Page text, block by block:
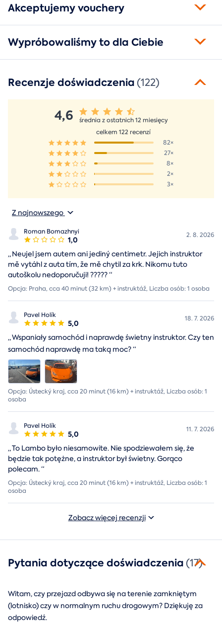
Akceptujemy vouchery
Wypróbowaliśmy to dla Ciebie
Recenzje doświadczenia(122)
4,6
średnia z ostatnich 12 miesięcy
celkem 122 recenzí
82×
27×
8×
2×
3×
Z najnowszego
Roman Bomazhnyi
1,0 2. 8. 2026
„Neujel jsem autem ani jediný centimetr. Jejich instruktor
mě vytáhl z auta tím, že mě chytil za krk. Nikomu tuto
autoškolu nedoporučuji! ?????“
Opcja: Praha, cca 40 minut (32 km) + instruktáž, Liczba osób: 1 osoba
Pavel Holík
5,0 18. 7. 2026
„Wspaniały samochód i naprawdę świetny instruktor. Czy ten
samochód naprawdę ma taką moc?“
Opcja: Ústecký kraj, cca 20 minut (16 km) + instruktáž, Liczba osób: 1
osoba
Pavel Holík
5,0 11. 7. 2026
„To Lambo było niesamowite. Nie spodziewałem się, że
będzie tak potężne, a instruktor był świetny. Gorąco
polecam.“
Opcja: Ústecký kraj, cca 20 minut (16 km) + instruktáž, Liczba osób: 1
osoba
Zobacz więcej recenzji
Pytania dotyczące doświadczenia(17)
Witam, czy przejazd odbywa się na terenie zamkniętym
(lotnisko) czy w normalnym ruchu drogowym? Dziękuję za
odpowiedź.